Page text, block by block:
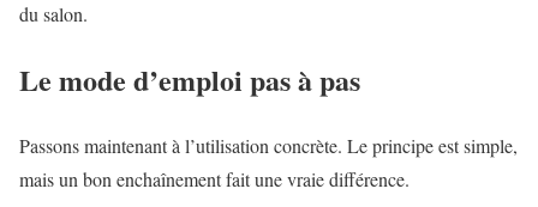
du salon.
Le mode d’emploi pas à pas
Passons maintenant à l’utilisation concrète. Le principe est simple,
mais un bon enchaînement fait une vraie différence.